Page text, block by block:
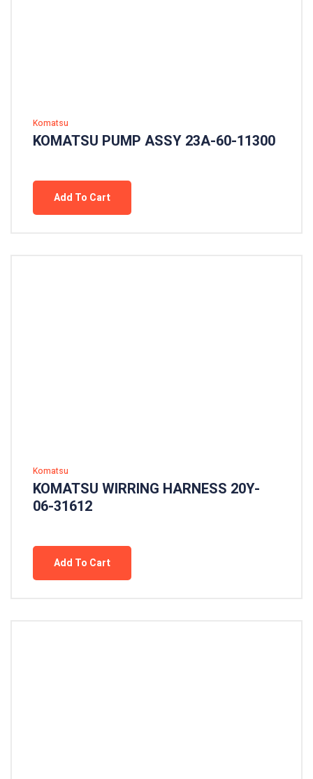
Komatsu
KOMATSU PUMP ASSY 23A-60-11300
Add To Cart
Komatsu
KOMATSU WIRRING HARNESS 20Y-
06-31612
Add To Cart